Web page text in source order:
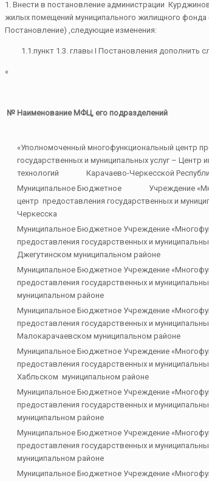
1. Внести в постановление администрации
жилых помещений муниципального жилищного фонда
Постановление) ,следующие изменения:
1.1.пункт 1.3. главы I Постановления дополнить
«
№ Наименование МФЦ, его подразделений
«Уполномоченный многофункциональный центр
государственных и муниципальных услуг – Центр
технологий Карачаево-Черкесской
Муниципальное Бюджетное Учреждение
центр предоставления государственных и
Черкесска
Муниципальное Бюджетное Учреждение
предоставления государственных и
Джегутинском муниципальном районе
Муниципальное Бюджетное Учреждение
предоставления государственных и
муниципальном районе
Муниципальное Бюджетное Учреждение
предоставления государственных и
Малокарачаевском муниципальном районе
Муниципальное Бюджетное Учреждение
предоставления государственных и
Хабльском муниципальном районе
Муниципальное Бюджетное Учреждение
предоставления государственных и
муниципальном районе
Муниципальное Бюджетное Учреждение
предоставления государственных и
муниципальном районе
Муниципальное Бюджетное Учреждение